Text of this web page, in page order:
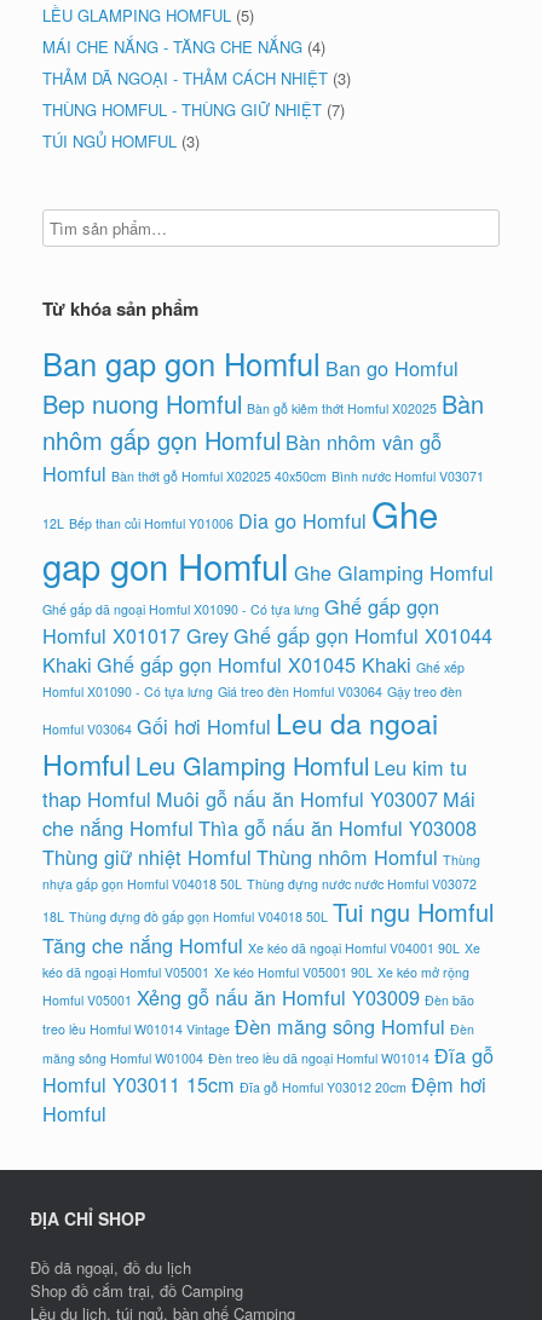
LỀU GLAMPING HOMFUL (5)
MÁI CHE NẮNG - TĂNG CHE NẮNG (4)
THẢM DÃ NGOẠI - THẢM CÁCH NHIỆT (3)
THÙNG HOMFUL - THÙNG GIỮ NHIỆT (7)
TÚI NGỦ HOMFUL (3)
Từ khóa sản phẩm
Ban gap gon Homful Ban go Homful
Bep nuong Homful Bàn gỗ kiêm thớt Homful X02025 Bàn
nhôm gấp gọn Homful Bàn nhôm vân gỗ
Homful Bàn thớt gỗ Homful X02025 40x50cm Bình nước Homful V03071
12L Bếp than củi Homful Y01006 Dia go Homful Ghe
gap gon Homful Ghe Glamping Homful
Ghế gấp dã ngoại Homful X01090 - Có tựa lưng Ghế gấp gọn
Homful X01017 GreyGhế gấp gọn Homful X01044
Khaki Ghế gấp gọn Homful X01045 Khaki Ghế xếp
Homful X01090 - Có tựa lưng Giá treo đèn Homful V03064 Gậy treo đèn
Homful V03064 Gối hơi Homful Leu da ngoai
Homful Leu Glamping Homful Leu kim tu
thap Homful Muôi gỗ nấu ăn Homful Y03007 Mái
che nắng Homful Thìa gỗ nấu ăn Homful Y03008
Thùng giữ nhiệt Homful Thùng nhôm Homful Thùng
nhựa gấp gọn Homful V04018 50L Thùng đựng nước nước Homful V03072
18L Thùng đựng đồ gấp gọn Homful V04018 50L Tui ngu Homful
Tăng che nắng Homful Xe kéo dã ngoại Homful V04001 90L Xe
kéo dã ngoại Homful V05001 Xe kéo Homful V05001 90L Xe kéo mở rộng
Homful V05001 Xẻng gỗ nấu ăn Homful Y03009 Đèn bão
treo lều Homful W01014 Vintage Đèn măng sông Homful Đèn
măng sông Homful W01004 Đèn treo lều dã ngoại Homful W01014 Đĩa gỗ
Homful Y03011 15cm Đĩa gỗ Homful Y03012 20cm Đệm hơi
Homful
ĐỊA CHỈ SHOP
Đồ dã ngoại, đồ du lịch
Shop đồ cắm trại, đồ Camping
Lều du lịch, túi ngủ, bàn ghế Camping